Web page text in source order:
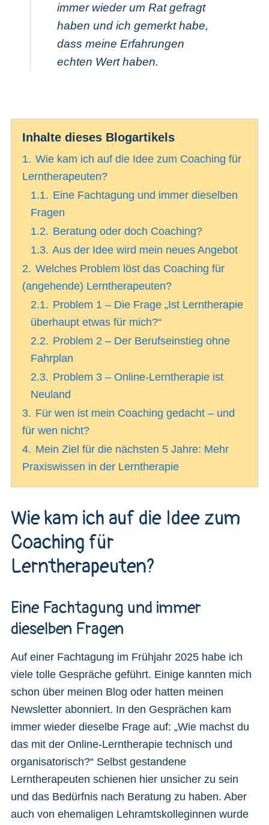
immer wieder um Rat gefragt
haben und ich gemerkt habe,
dass meine Erfahrungen
echten Wert haben.
Inhalte dieses Blogartikels
1. Wie kam ich auf die Idee zum Coaching für
Lerntherapeuten?
1.1. Eine Fachtagung und immer dieselben
Fragen
1.2. Beratung oder doch Coaching?
1.3. Aus der Idee wird mein neues Angebot
2. Welches Problem löst das Coaching für
(angehende) Lerntherapeuten?
2.1. Problem 1 – Die Frage „Ist Lerntherapie
überhaupt etwas für mich?“
2.2. Problem 2 – Der Berufseinstieg ohne
Fahrplan
2.3. Problem 3 – Online-Lerntherapie ist
Neuland
3. Für wen ist mein Coaching gedacht – und
für wen nicht?
4. Mein Ziel für die nächsten 5 Jahre: Mehr
Praxiswissen in der Lerntherapie
Wie kam ich auf die Idee zum
Coaching für
Lerntherapeuten?
Eine Fachtagung und immer
dieselben Fragen
Auf einer Fachtagung im Frühjahr 2025 habe ich
viele tolle Gespräche geführt. Einige kannten mich
schon über meinen Blog oder hatten meinen
Newsletter abonniert. In den Gesprächen kam
immer wieder dieselbe Frage auf: „Wie machst du
das mit der Online-Lerntherapie technisch und
organisatorisch?“ Selbst gestandene
Lerntherapeuten schienen hier unsicher zu sein
und das Bedürfnis nach Beratung zu haben. Aber
auch von ehemaligen Lehramtskolleginnen wurde